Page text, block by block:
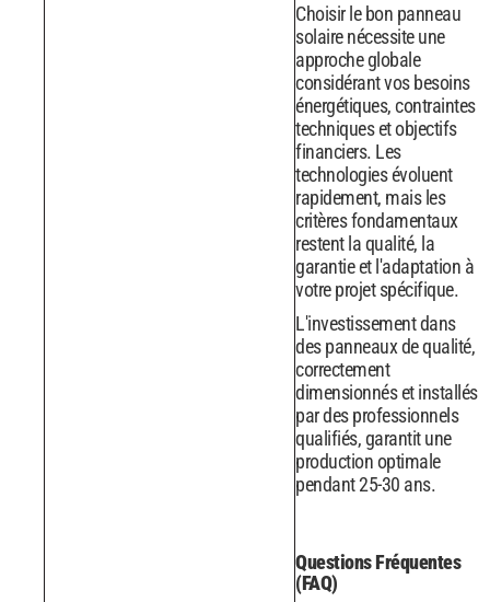
Choisir le bon panneau
solaire nécessite une
approche globale
considérant vos besoins
énergétiques, contraintes
techniques et objectifs
financiers. Les
technologies évoluent
rapidement, mais les
critères fondamentaux
restent la qualité, la
garantie et l'adaptation à
votre projet spécifique.
L'investissement dans
des panneaux de qualité,
correctement
dimensionnés et installés
par des professionnels
qualifiés, garantit une
production optimale
pendant 25-30 ans.
Questions Fréquentes
(FAQ)